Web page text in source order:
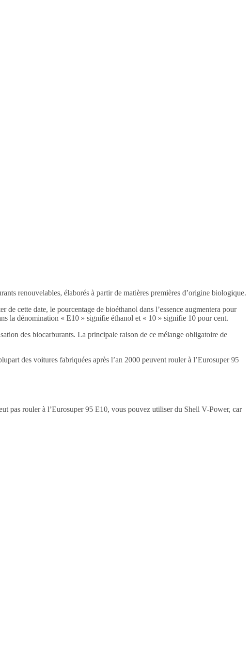
renouvelables, élaborés à partir de matières premières d’origine biologique.
cette date, le pourcentage de bioéthanol dans l’essence augmentera pour
la dénomination « E10 » signifie éthanol et « 10 » signifie 10 pour cent.
des biocarburants. La principale raison de ce mélange obligatoire de
des voitures fabriquées après l’an 2000 peuvent rouler à l’Eurosuper 95
pas rouler à l’Eurosuper 95 E10, vous pouvez utiliser du Shell V-Power, car